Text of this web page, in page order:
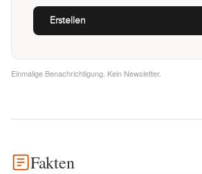
Einmalige Benachrichtigung. Kein Newsletter.
Fakten